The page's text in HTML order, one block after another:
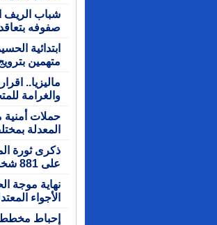
شباب الريف
صفوفه
متهمين
ماليزيا..
والغرامة
حملات أمنية
المعدلة
ذكرى ثورة
على 881 شخصا
نهاية موجة
الأجواء
إحباط مخطط